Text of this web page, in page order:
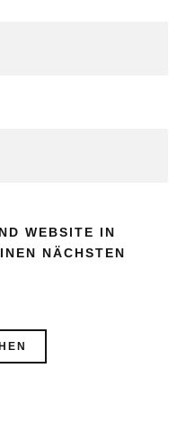
WEBSITE IN
NÄCHSTEN